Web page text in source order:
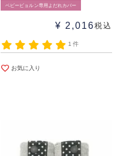
ベビービョルン専用よだれカバー
¥ 2,016税込
1件
お気に入り